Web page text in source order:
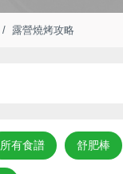
露營燒烤攻略
所有食譜 舒肥棒